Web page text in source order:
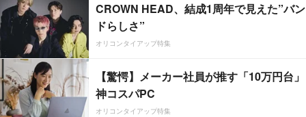
CROWN HEAD、結成1周年で見えた”バン
ドらしさ”
オリコンタイアップ特集
【驚愕】メーカー社員が推す「10万円台」
神コスパPC
オリコンタイアップ特集